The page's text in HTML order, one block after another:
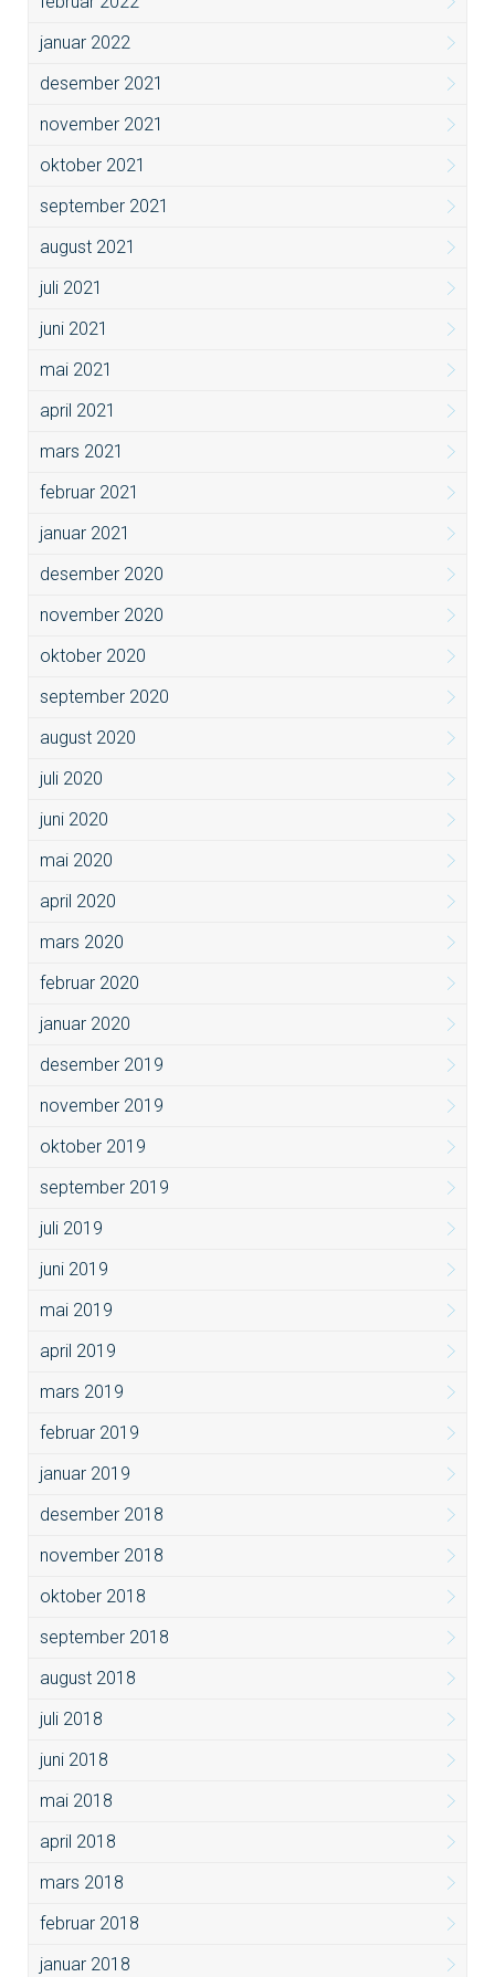
januar 2022
desember 2021
november 2021
oktober 2021
september 2021
august 2021
juli 2021
juni 2021
mai 2021
april 2021
mars 2021
februar 2021
januar 2021
desember 2020
november 2020
oktober 2020
september 2020
august 2020
juli 2020
juni 2020
mai 2020
april 2020
mars 2020
februar 2020
januar 2020
desember 2019
november 2019
oktober 2019
september 2019
juli 2019
juni 2019
mai 2019
april 2019
mars 2019
februar 2019
januar 2019
desember 2018
november 2018
oktober 2018
september 2018
august 2018
juli 2018
juni 2018
mai 2018
april 2018
mars 2018
februar 2018
januar 2018